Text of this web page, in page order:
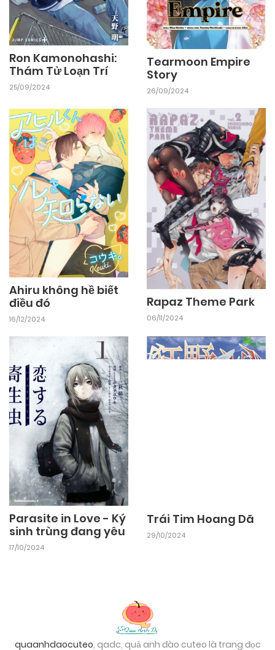
Ron Kamonohashi:
Thám Tử Loạn Trí
25/09/2024
Tearmoon Empire
Story
26/09/2024
Ahiru không hề biết
điều đó
16/12/2024
Rapaz Theme Park
06/11/2024
Parasite in Love - Ký
sinh trùng đang yêu
17/10/2024
Trái Tim Hoang Dã
29/10/2024
quaanhdaocuteo, qadc, quả anh đào cuteo là trang đọc